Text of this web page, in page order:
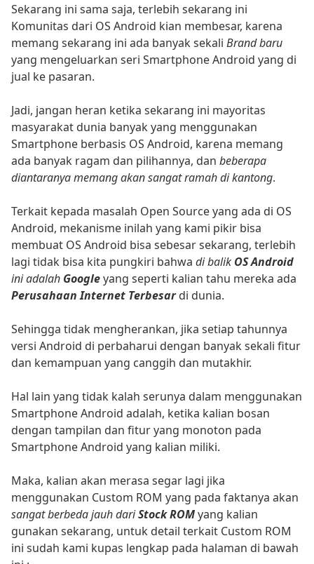
Sekarang ini sama saja, terlebih sekarang ini
Komunitas dari OS Android kian membesar, karena
memang sekarang ini ada banyak sekali Brand baru
yang mengeluarkan seri Smartphone Android yang di
jual ke pasaran.
Jadi, jangan heran ketika sekarang ini mayoritas
masyarakat dunia banyak yang menggunakan
Smartphone berbasis OS Android, karena memang
ada banyak ragam dan pilihannya, dan beberapa
diantaranya memang akan sangat ramah di kantong.
Terkait kepada masalah Open Source yang ada di OS
Android, mekanisme inilah yang kami pikir bisa
membuat OS Android bisa sebesar sekarang, terlebih
lagi tidak bisa kita pungkiri bahwa di balik OS Android
ini adalah Googleyang seperti kalian tahu mereka ada
Perusahaan Internet Terbesardi dunia.
Sehingga tidak mengherankan, jika setiap tahunnya
versi Android di perbaharui dengan banyak sekali fitur
dan kemampuan yang canggih dan mutakhir.
Hal lain yang tidak kalah serunya dalam menggunakan
Smartphone Android adalah, ketika kalian bosan
dengan tampilan dan fitur yang monoton pada
Smartphone Android yang kalian miliki.
Maka, kalian akan merasa segar lagi jika
menggunakan Custom ROM yang pada faktanya akan
sangat berbeda jauh dariStock ROMyang kalian
gunakan sekarang, untuk detail terkait Custom ROM
ini sudah kami kupas lengkap pada halaman di bawah